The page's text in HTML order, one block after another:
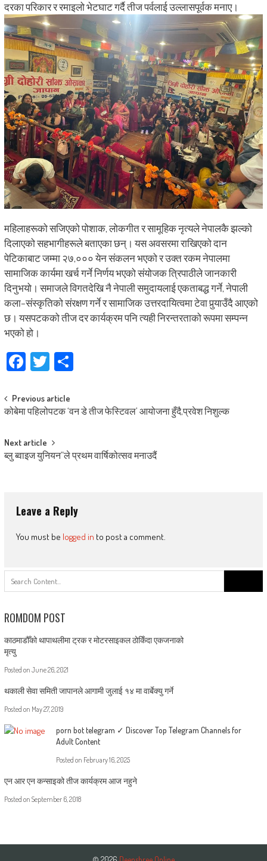
दरका परिकार र रमाइलो भेटघाट गर्दै तीज पर्वलाई उल्लासपूर्वक मनाए।
महिलाहरूको सजिएको पोशाक, लोकगीत र सामूहिक नृत्यले नेपालकै झल्को
दिलाएको सहभागीहरूले बताएका छन्। यस अवसरमा राखिएको दान
पेटिकाबाट जम्मा २७,००० येन संकलन भएको र उक्त रकम नेपालमा
सामाजिक कार्यमा खर्च गर्ने निर्णय भएको संयोजक त्रिपाठीले जानकारी
दिनुभयो। समाजले विगतदेखि नै नेपाली समुदायलाई एकताबद्ध गर्ने, नेपाली
कला–संस्कृतिको संरक्षण गर्ने र सामाजिक उत्तरदायित्वमा टेवा पुर्याउँदै आएको
छ। यसपटकको तीज दर कार्यक्रम पनि त्यही निरन्तरताको रूपमा सम्पन्न
भएको हो।
Facebook
TwitterShare
Post
navigation
Previous article
कोबेमा पहिलोपटक ‘वन डे तीज फेस्टिवल’ आयोजना हुँदै,प्रवेश निशुल्क
Next article
ब्लु ब्वाइज युनियन”ले प्रथम वार्षिकोत्सव मनाउदैं
Leave a Reply
You must be logged in to post a comment.
for:
ROMDOM POST
काठमाडौँको थापाथलीमा ट्रक र मोटरसाइकल ठोकिँदा एकजनाको
मृत्यु
Posted on June 26, 2021
थकाली सेवा समिती जापानले आगामी जुलाई १४ मा वार्बेक्यु गर्ने
Posted on May 27, 2019
porn bot telegram ✓ Discover Top Telegram Channels for
Adult Content
Posted on February 16, 2025
एन आर एन कन्साइको तीज कार्यक्रम आज नहुने
Posted on September 6, 2018